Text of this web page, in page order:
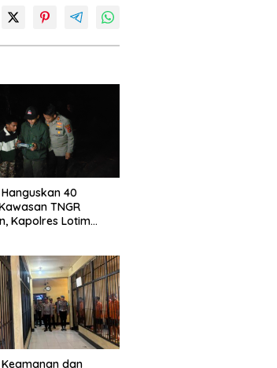
40
TNGR
Kapolres Lotim
dan